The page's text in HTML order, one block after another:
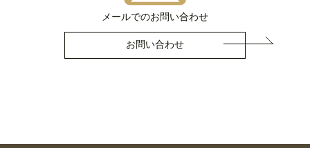
メールでのお問い合わせ
お問い合わせ